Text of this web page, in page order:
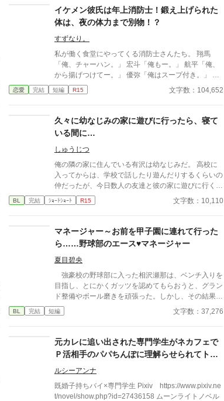
イケメン彼氏は年上消防士！鍛え上げられた
体は、夜の体力まで別物！？
すずなり。
私が働く食堂にやってくる消防士さんたち。 翔馬
「俺、チャーハン。」 宏斗「俺もー。」 航平「俺、
から揚げつけてー。」 優弥「俺はスープ付き。」 み
んなガタイがよく、男前。 ひなた「はーいっ。ちょ
っと待ってくださいねーっ。」 慌ただしい昼時を過
なきゃいけないところがある。 ひなた「すみませー
ん、子供のお迎えにきましたー。」 保育園に迎えに
行かなきゃいけない子、『太陽』。 私は子供と一緒
に・・・暮らしてる。 ーーーーーーーーーーーーー
ーーー 翔馬「おいおい嘘だろ？」 宏斗「子供・・・
いたんだ・・。」 航平「いくつん時の子だ
よ・・・・。」 優弥「マジか・・・。」 消防署で開
かれたお祭りに連れて行った太陽。 太陽の存在を知
った一人の消防士さんが・・・私に言った。 「俺は
覚悟しとけよ？」 ※お話に出てくる内容は、全て想
像の世界です。現実世界とは何ら関係ありません。
メンタルが薄氷なもので・・・すみません。 言葉も
足りませんが読んでいただけたら幸いです。 楽しん
でいただけたら嬉しく思います。
恋愛 完結 短編 R15 文字数：104,652
久々に幼なじみの家に遊びに行ったら、寝て
いる間に…
しゅうじつ
俺の隣の家に住んでいる有沢は幼なじみだ。 高校に
入ってからは、学校で話したり遊んだりするくらいの
仲だったが、今日数人の友達と彼の家に遊びに行くこ
とになった。 数年ぶりの幼なじみの家を懐かしんで
いる中、いつの間にか友人たちは帰っており、幼なじ
つけてしまい、部屋に来た有沢に咄嗟に寝たフリをす
るが…
BL 完結 ｼｮｰﾄｼｮｰﾄ R15 文字数：10,110
マネージャー～お前を甲子園に連れて行った
ら……野球部のエース♥マネージャー
夏目碧央
強豪校の野球部に入った相沢瀬那は、ベンチ入りを
目指し、とにかくガッツを認めてもらおうと、グラン
ド整備やボール磨きを頑張った。しかし、その結果は
「マネージャーにならないか？」という監督からの言
葉。瀬那は葛藤の末、マネージャーに転身する。
の才能を羨ましく思っていたが、マネージャーとして
関わる内に、遼悠が文字通り血のにじむような努力を
している事を知る。
BL 完結 短編 文字数：37,276
元カレに追い出された専門学生がネカフェで
Ｐ活相手のパパちんぽに理解らせられてトロ
トロのメロメロになっちゃう話
ルシーアンナ
既婚子持ちバイ×専門学生 Pixiv https://www.pixiv.ne
t/novel/show.php?id=27436158 ムーンライトノベル